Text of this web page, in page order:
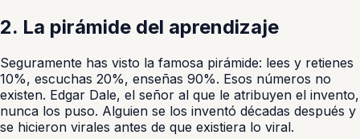
2. La pirámide del aprendizaje
Seguramente has visto la famosa pirámide: lees y retienes
10%, escuchas 20%, enseñas 90%. Esos números no
existen. Edgar Dale, el señor al que le atribuyen el invento,
nunca los puso. Alguien se los inventó décadas después y
se hicieron virales antes de que existiera lo viral.